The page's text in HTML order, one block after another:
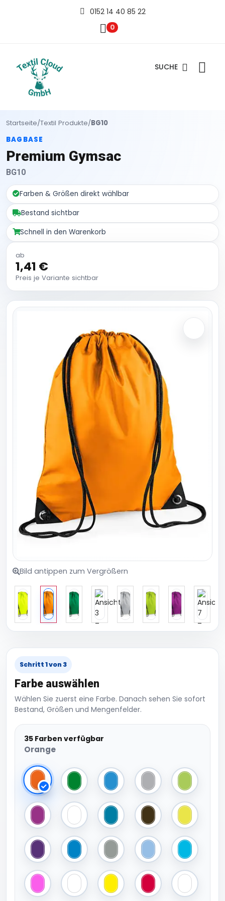
0152 14 40 85 22
0
SUCHE
Startseite/Textil Produkte/BG10
BAGBASE
Premium Gymsac
BG10
Farben & Größen direkt wählbar
Bestand sichtbar
Schnell in den Warenkorb
ab
1,41 €
Preis je Variante sichtbar
Bild antippen zum Vergrößern
Schritt 1 von 3
Farbe auswählen
Wählen Sie zuerst eine Farbe. Danach sehen Sie sofort
Bestand, Größen und Mengenfelder.
35 Farben verfügbar
Orange
Orange Kelly Green Laser Blue Light Grey Lime Green
Magenta Midnight CamoOcean Blue Olive Green Jungle
Purple Sapphire BlueSilver Sky Blue Surf Blue
True Pink White Yellow Classic Red Arctic